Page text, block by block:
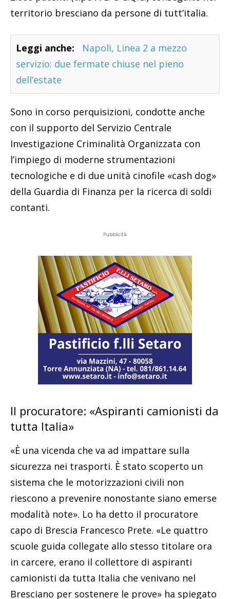
territorio bresciano da persone di tutt’italia.
Leggi anche:
Napoli, Linea 2 a mezzo
servizio: due fermate chiuse nel pieno
dell’estate
Sono in corso perquisizioni, condotte anche
con il supporto del Servizio Centrale
Investigazione Criminalità Organizzata con
l’impiego di moderne strumentazioni
tecnologiche e di due unità cinofile «cash dog»
della Guardia di Finanza per la ricerca di soldi
contanti.
Pubblicità
Il procuratore: «Aspiranti camionisti da
tutta Italia»
«È una vicenda che va ad impattare sulla
sicurezza nei trasporti. È stato scoperto un
sistema che le motorizzazioni civili non
riescono a prevenire nonostante siano emerse
modalità note». Lo ha detto il procuratore
capo di Brescia Francesco Prete. «Le quattro
scuole guida collegate allo stesso titolare ora
in carcere, erano il collettore di aspiranti
camionisti da tutta Italia che venivano nel
Bresciano per sostenere le prove» ha spiegato